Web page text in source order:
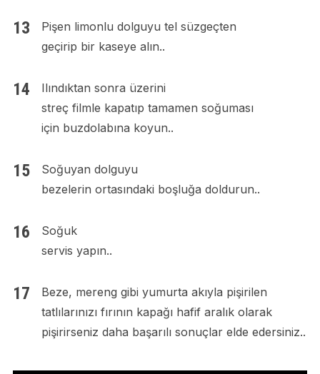
Pişen limonlu dolguyu tel süzgeçten
geçirip bir kaseye alın..
Ilındıktan sonra üzerini
streç filmle kapatıp tamamen soğuması
için buzdolabına koyun..
Soğuyan dolguyu
bezelerin ortasındaki boşluğa doldurun..
Soğuk
servis yapın..
Beze, mereng gibi yumurta akıyla pişirilen
tatlılarınızı fırının kapağı hafif aralık olarak
pişirirseniz daha başarılı sonuçlar elde edersiniz..